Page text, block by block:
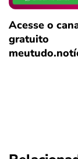
Acesse o
gratuito